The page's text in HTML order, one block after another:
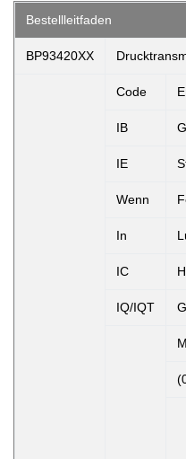
Bestellleitfaden
BP93420XX
Code
IB
IE
Wenn
In
IC
IQ/IQT